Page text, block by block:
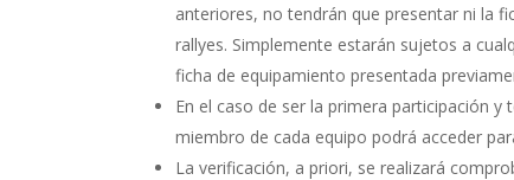
anteriores, no tendrán que presentar ni la
rallyes. Simplemente estarán sujetos a
ficha de equipamiento presentada
En el caso de ser la primera participación
miembro de cada equipo podrá acceder
La verificación, a priori, se realizará